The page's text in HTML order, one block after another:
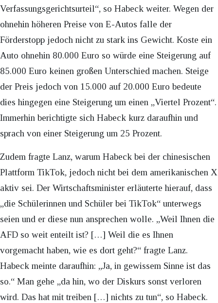
Verfassungsgerichtsurteil“, so Habeck weiter. Wegen der
ohnehin höheren Preise von E-Autos falle der
Förderstopp jedoch nicht zu stark ins Gewicht. Koste ein
Auto ohnehin 80.000 Euro so würde eine Steigerung auf
85.000 Euro keinen großen Unterschied machen. Steige
der Preis jedoch von 15.000 auf 20.000 Euro bedeute
dies hingegen eine Steigerung um einen „Viertel Prozent“.
Immerhin berichtigte sich Habeck kurz daraufhin und
sprach von einer Steigerung um 25 Prozent.
Zudem fragte Lanz, warum Habeck bei der chinesischen
Plattform TikTok, jedoch nicht bei dem amerikanischen X
aktiv sei. Der Wirtschaftsminister erläuterte hierauf, dass
„die Schülerinnen und Schüler bei TikTok“ unterwegs
seien und er diese nun ansprechen wolle. „Weil Ihnen die
AFD so weit enteilt ist? […] Weil die es Ihnen
vorgemacht haben, wie es dort geht?“ fragte Lanz.
Habeck meinte daraufhin: „Ja, in gewissem Sinne ist das
so.“ Man gehe „da hin, wo der Diskurs sonst verloren
wird. Das hat mit treiben […] nichts zu tun“, so Habeck.